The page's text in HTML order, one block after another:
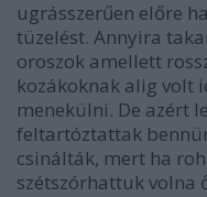
ugrásszerűen előre
tüzelést. Annyira
oroszok amellett
kozákoknak alig volt
menekülni. De azért
feltartóztattak
csinálták, mert ha
szétszórhattuk volna